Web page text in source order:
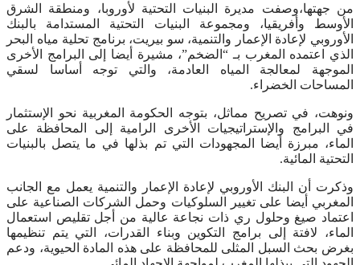
من جهتها،وصفت مديرة البنيات التحتية لأوروبا، ومنطقة الشرق
الأوسط وأفريقيا، ومجموعة البنيات التحتية المستدامة بالبنك
الأوروبي لإعادة الإعمار والتنمية، سو بيريت، برنامج تحلية مياه البحر
الذي اعتمده المغرب بـ “الضخم”، مشيرة أيضا إلى البرامج الأخرى
الموجهة لمعالجة المياه العادمة، والتي توجه أساسا لسقي
المساحات الخضراء.
ونوهت، في تصريح مماثل، بتوجه الحكومة المغربية نحو الإستثمار
في البرامج والإستراتيجيات الأخرى الرامية إلى المحافظة على
الماء، مبرزة أيضا المجهودات التي تم بذلها في ما يتصل بالبنيات
التحتية المائية.
وذكرت أن البنك الأوروبي لإعادة الإعمار والتنمية يعمل مع الجانب
المغربي أيضا على تغيير السلوكيات وحمل الشركات الصناعية على
اعتماد صيغ وحلول ري ذات نجاعة عالية من أجل تقليص استعمال
الماء، لافتة إلى برامج التكوين وبناء القدرات، التي يتم تنظيمها
بغرض بحث السبل المثلى للمحافظة على هذه المادة الحيوية، ودعم